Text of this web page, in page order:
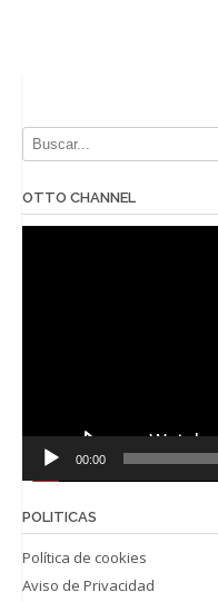
OTTO CHANNEL
00:00
POLITICAS
Política de cookies
Aviso de Privacidad